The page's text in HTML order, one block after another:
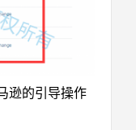
逊的引导操作